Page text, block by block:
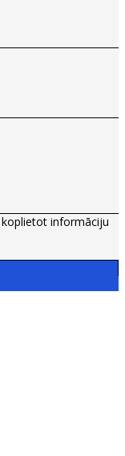
informāciju